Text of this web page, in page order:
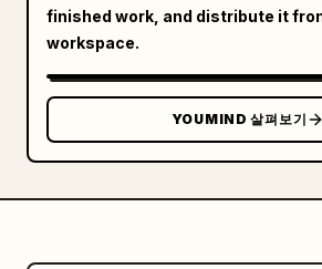
finished work, and distribute it
workspace.
YOUMIND 살펴보기